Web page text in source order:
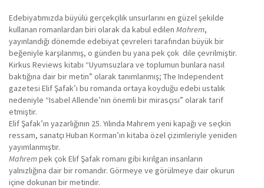
Edebiyatımızda büyülü gerçekçilik unsurlarını en güzel şekilde
kullanan romanlardan biri olarak da kabul edilen Mahrem,
yayınlandığı dönemde edebiyat çevreleri tarafından büyük bir
beğeniyle karşılanmış, o günden bu yana pek çok dile çevrilmiştir.
Kirkus Reviews kitabı “Uyumsuzlara ve toplumun bunlara nasıl
baktığına dair bir metin” olarak tanımlanmış; The Independent
gazetesi Elif Şafak’ı bu romanda ortaya koyduğu edebi ustalık
nedeniyle “Isabel Allende’nin önemli bir mirasçısı” olarak tarif
etmiştir.
Elif Şafak’ın yazarlığının 25. Yılında Mahrem yeni kapağı ve seçkin
ressam, sanatçı Huban Korman’ın kitaba özel çizimleriyle yeniden
yayımlanmıştır.
Mahrempek çok Elif Şafak romanı gibi kırılgan insanların
yalnızlığına dair bir romandır. Görmeye ve görülmeye dair okurun
içine dokunan bir metindir.